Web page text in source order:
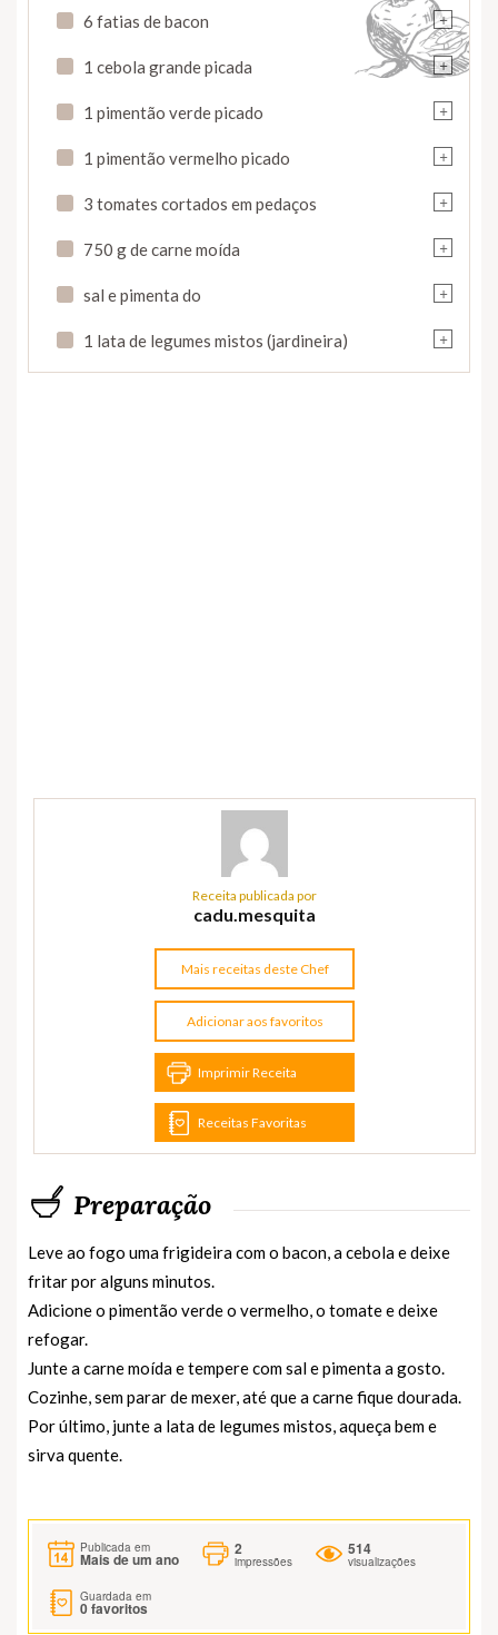
+
6 fatias de bacon
+
1 cebola grande picada
+
1 pimentão verde picado
+
1 pimentão vermelho picado
+
3 tomates cortados em pedaços
+
750 g de carne moída
+
sal e pimenta do
+
1 lata de legumes mistos (jardineira)
Receita publicada por
cadu.mesquita
Mais receitas deste Chef
Adicionar aos favoritos
Imprimir Receita
Receitas Favoritas
Preparação
Leve ao fogo uma frigideira com o bacon, a cebola e deixe
fritar por alguns minutos.
Adicione o pimentão verde o vermelho, o tomate e deixe
refogar.
Junte a carne moída e tempere com sal e pimenta a gosto.
Cozinhe, sem parar de mexer, até que a carne fique dourada.
Por último, junte a lata de legumes mistos, aqueça bem e
sirva quente.
Publicada em
Mais de um ano
2
impressões
514
visualizações
Guardada em
0favoritos